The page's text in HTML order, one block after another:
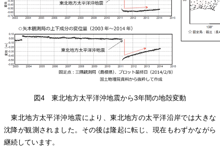
図4 東北地方太平洋沖地震から3年間の地殻変動
東北地方太平洋沖地震により、東北地方の太平洋沿岸では大きな
沈降が観測されました。その後は隆起に転じ、現在もわずかながら
継続しています。